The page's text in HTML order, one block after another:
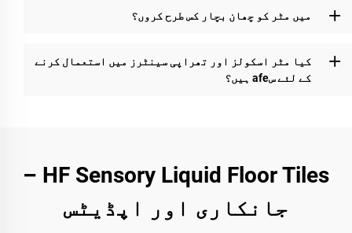
میں مٹر کو چھان بچار کس طرح کروں؟
کیا مٹر اسکولز اور تھراپی سینٹرز میں استعمال کرنے
کے لئے سafe ہیں؟
HF Sensory Liquid Floor Tiles –
جانکاری اور اپڈیٹس